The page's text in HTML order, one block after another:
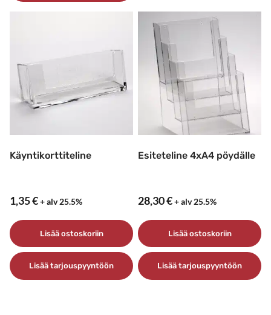
Käyntikorttiteline
1,35€+ alv 25.5%
Lisää ostoskoriin
Lisää tarjouspyyntöön
Esiteteline 4xA4 pöydälle
28,30€+ alv 25.5%
Lisää ostoskoriin
Lisää tarjouspyyntöön